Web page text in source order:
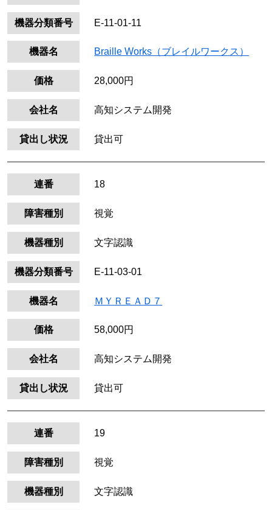
機器分類番号 E-11-01-11
機器名 Braille Works（ブレイルワークス）
価格 28,000円
会社名 高知システム開発
貸出し状況 貸出可
連番 18
障害種別 視覚
機器種別 文字認識
機器分類番号 E-11-03-01
機器名 ＭＹＲＥＡＤ７
価格 58,000円
会社名 高知システム開発
貸出し状況 貸出可
連番 19
障害種別 視覚
機器種別 文字認識